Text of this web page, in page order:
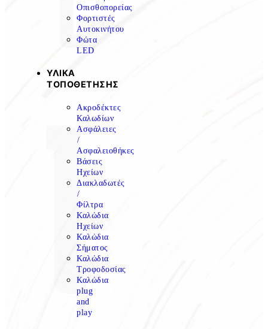
Οπισθοπορείας
Φορτιστές
Αυτοκινήτου
Φώτα
LED
ΥΛΙΚΑ
ΤΟΠΟΘΕΤΗΣΗΣ
Ακροδέκτες
Καλωδίων
Ασφάλειες
/
Ασφαλειοθήκες
Βάσεις
Ηχείων
Διακλαδωτές
/
Φίλτρα
Καλώδια
Ηχείων
Καλώδια
Σήματος
Καλώδια
Τροφοδοσίας
Καλώδια
plug
and
play